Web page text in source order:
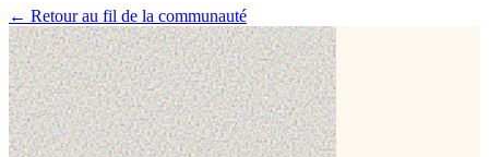
← Retour au fil de la communauté